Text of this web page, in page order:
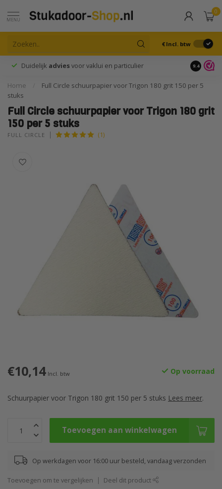
MENU
0
€ Incl. btw
Duidelijk adviesvoor vaklui en particulier 9.4
Home
Full Circle schuurpapier voor Trigon 180 grit 150 per 5
stuks
Full Circle schuurpapier voor Trigon 180 grit
150 per 5 stuks
FULL CIRCLE (1)
€10,14 Incl. btw Op voorraad
Schuurpapier voor Trigon 180 grit 150 per 5 stuks Lees meer.
Toevoegen aan winkelwagen
Op werkdagen voor 16:00 uur besteld, vandaag verzonden
Toevoegen om te vergelijken Deel dit product